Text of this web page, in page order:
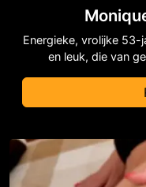
Energieke, vrolijke
en leuk, die van